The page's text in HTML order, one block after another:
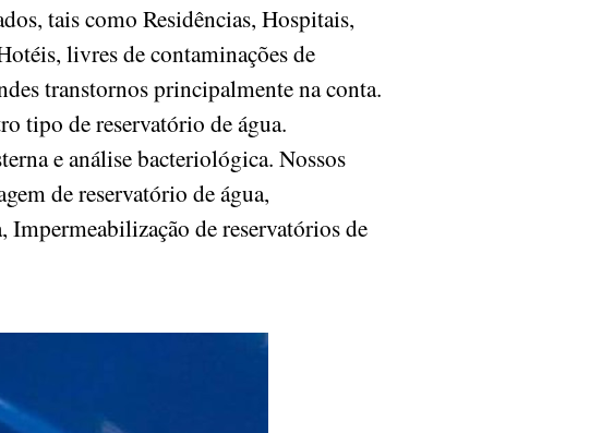
tais como Residências, Hospitais,
livres de contaminações de
transtornos principalmente na conta.
tipo de reservatório de água.
e análise bacteriológica. Nossos
de reservatório de água,
Impermeabilização de reservatórios de